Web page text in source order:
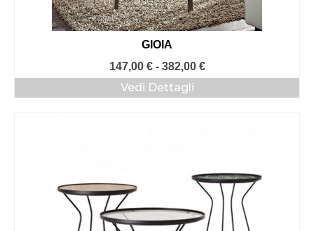
GIOIA
147,00 € - 382,00 €Fascia
di
Vedi Dettagli